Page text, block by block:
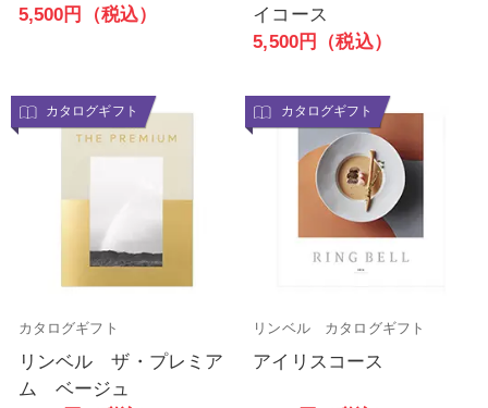
5,500円（税込）
イコース
5,500円（税込）
カタログギフト
カタログギフト
リンベル ザ・プレミア
ム ベージュ
カタログギフト
リンベル カタログギフト
アイリスコース